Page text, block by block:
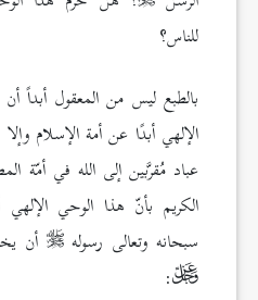
للناس؟
بالطبع ليس من المعقول أبداً
الإلهي أبدًا عن أمة الإسلام
عباد مُقرَّبين إلى الله في أمّة
الكريم بأنّ هذا الوحي
سبحانه وتعالى رسوله
أن
: